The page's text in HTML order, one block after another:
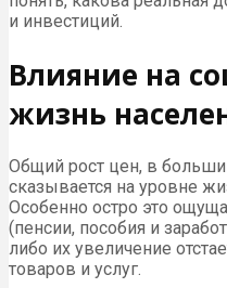
и инвестиций.
Влияние на
жизнь
Общий рост цен, в
сказывается на уровне
Особенно остро это
(пенсии, пособия и
либо их увеличение
товаров и услуг.